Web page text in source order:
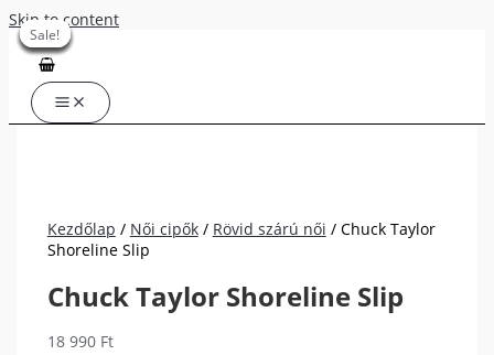
Skip to content
Kezdőlap / Női cipők/ Rövid szárú női / Chuck Taylor
Shoreline Slip
Chuck Taylor Shoreline Slip
18 990 Ft
Sale!
Sale!
Sale!
Sale!
Sale!
Sale!
Sale!
Sale!